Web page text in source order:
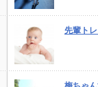
先輩ト